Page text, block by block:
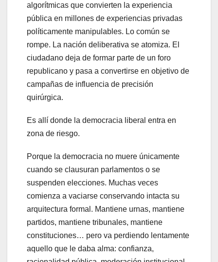
algorítmicas que convierten la experiencia
pública en millones de experiencias privadas
políticamente manipulables. Lo común se
rompe. La nación deliberativa se atomiza. El
ciudadano deja de formar parte de un foro
republicano y pasa a convertirse en objetivo de
campañas de influencia de precisión
quirúrgica.
Es allí donde la democracia liberal entra en
zona de riesgo.
Porque la democracia no muere únicamente
cuando se clausuran parlamentos o se
suspenden elecciones. Muchas veces
comienza a vaciarse conservando intacta su
arquitectura formal. Mantiene urnas, mantiene
partidos, mantiene tribunales, mantiene
constituciones… pero va perdiendo lentamente
aquello que le daba alma: confianza,